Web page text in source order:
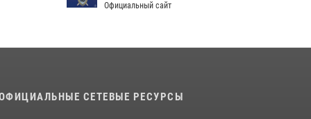
Официальный сайт
СЕТЕВЫЕ РЕСУРСЫ